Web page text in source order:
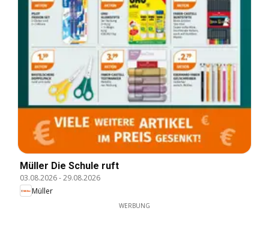
Müller Die Schule ruft
03.08.2026-29.08.2026
Müller
WERBUNG